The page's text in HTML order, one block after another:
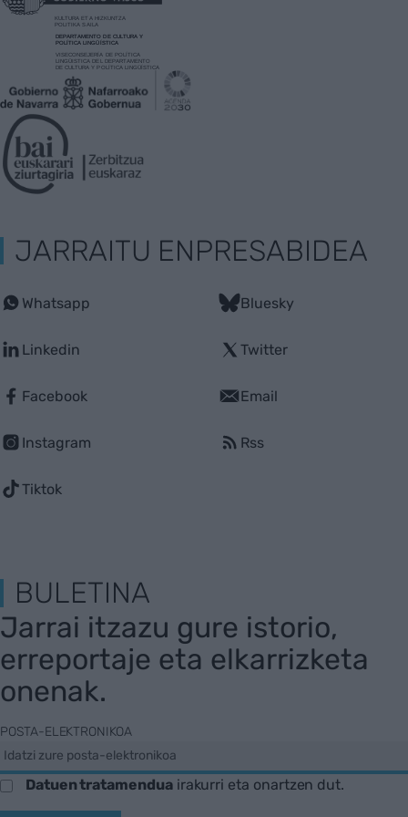
JARRAITU ENPRESABIDEA
Whatsapp
Linkedin
Facebook
Instagram
Tiktok
Bluesky
Twitter
Email
Rss
BULETINA
Jarrai itzazu gure istorio,
erreportaje eta elkarrizketa
onenak.
POSTA-ELEKTRONIKOA
Datuen tratamenduairakurri eta onartzen dut.